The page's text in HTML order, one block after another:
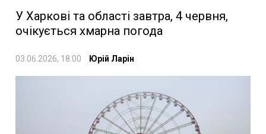
У Харкові та області завтра, 4 червня,
очікується хмарна погода
03.06.2026, 18:00 Юрій Ларін